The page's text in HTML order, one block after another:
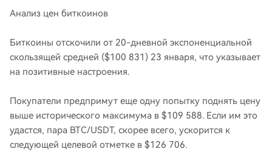
Анализ цен биткоинов
Биткоины отскочили от 20-дневной экспоненциальной
скользящей средней ($100 831) 23 января, что указывает
на позитивные настроения.
Покупатели предпримут еще одну попытку поднять цену
выше исторического максимума в $109 588. Если им это
удастся, пара BTC/USDT, скорее всего, ускорится к
следующей целевой отметке в $126 706.